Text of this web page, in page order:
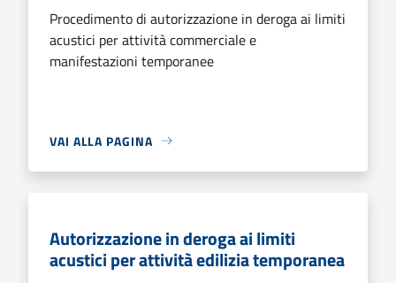
Procedimento di autorizzazione in deroga ai limiti
acustici per attività commerciale e
manifestazioni temporanee
VAI ALLA PAGINA
Autorizzazione in deroga ai limiti
acustici per attività edilizia temporanea